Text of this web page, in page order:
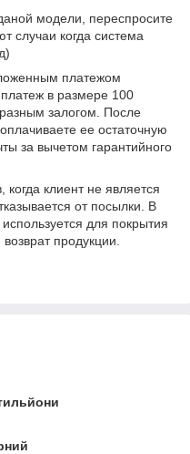
модели, переспросите
случаи когда система
платежом
в размере 100
залогом. После
ее остаточную
за вычетом гарантийного
клиент не является
от посылки. В
для покрытия
продукции.